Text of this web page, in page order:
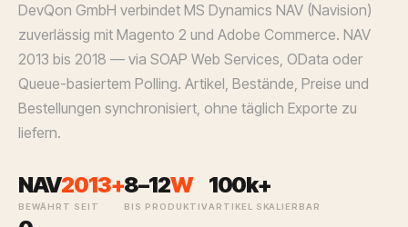
DevQon GmbH verbindet MS Dynamics NAV (Navision)
zuverlässig mit Magento 2 und Adobe Commerce. NAV
2013 bis 2018 — via SOAP Web Services, OData oder
Queue-basiertem Polling. Artikel, Bestände, Preise und
Bestellungen synchronisiert, ohne täglich Exporte zu
liefern.
NAV2013+
BEWÄHRT SEIT
8–12W
BIS PRODUKTIV
100k+
ARTIKEL SKALIERBAR